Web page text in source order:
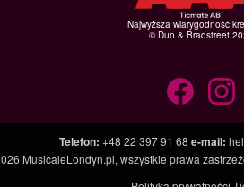
Najwyższa wiarygodność
© Dun & Bradstreet
Telefon: +48 22 397 91 68 e-mail:
MusicaleLondyn.pl, wszystkie prawa